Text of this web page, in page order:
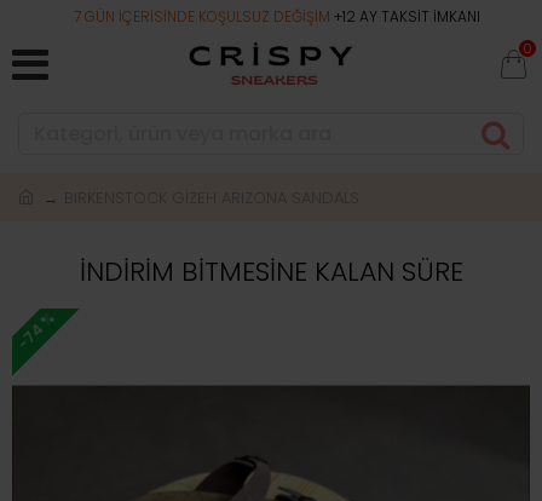
7 GÜN İÇERİSİNDE KOŞULSUZ DEĞİŞİM+12 AY TAKSİT İMKANI
0
İNDİRİM BİTMESİNE KALAN SÜRE
-74 %